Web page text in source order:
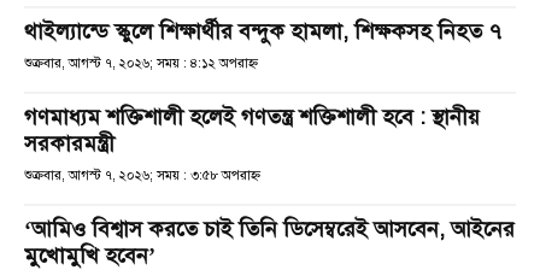
থাইল্যান্ডে স্কুলে শিক্ষার্থীর বন্দুক হামলা, শিক্ষকসহ নিহত ৭
শুক্রবার, আগস্ট ৭, ২০২৬; সময় : ৪:১২ অপরাহ্ণ
গণমাধ্যম শক্তিশালী হলেই গণতন্ত্র শক্তিশালী হবে : স্থানীয়
সরকারমন্ত্রী
শুক্রবার, আগস্ট ৭, ২০২৬; সময় : ৩:৫৮ অপরাহ্ণ
‘আমিও বিশ্বাস করতে চাই তিনি ডিসেম্বরেই আসবেন, আইনের
মুখোমুখি হবেন’